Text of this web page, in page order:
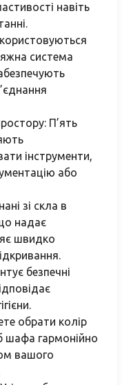
навіть
система
П’ять
інструменти,
або
зі скла в
надає
швидко
безпечні
обрати колір
шафа гармонійно
вашого